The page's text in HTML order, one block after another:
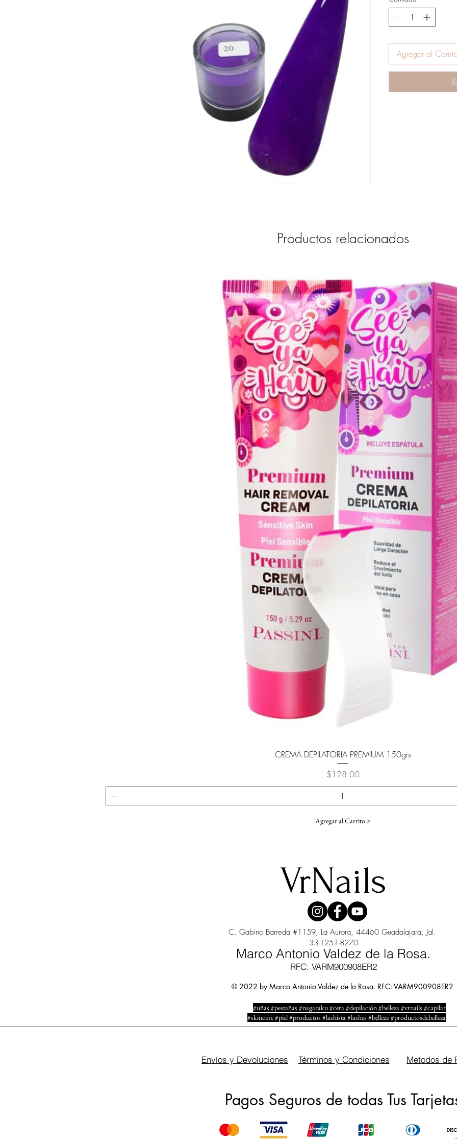
Agregar al
Productos relacionados
Vista rápida
CREMA DEPILATORIA PREMIUM 150grs
Precio
$128.00
Agregar al Carrito >
VrNails
C. Gabino Barreda #1159, La Aurora, 44460 Guadalajara, Jal.
33-1251-8270
Marco Antonio Valdez de la Rosa.
RFC: VARM900908ER2
© 2022 by Marco Antonio Valdez de la Rosa. RFC: VARM900908ER2
#uñas #pestañas #nagaraku #cera #depilación #belleza #vrnails #capilar
#skincare #piel #productos #lashista #lashes #belleza #productosdebelleza
Envíos y Devoluciones Términos y Condiciones Metodos de
Pagos Seguros de todas Tus